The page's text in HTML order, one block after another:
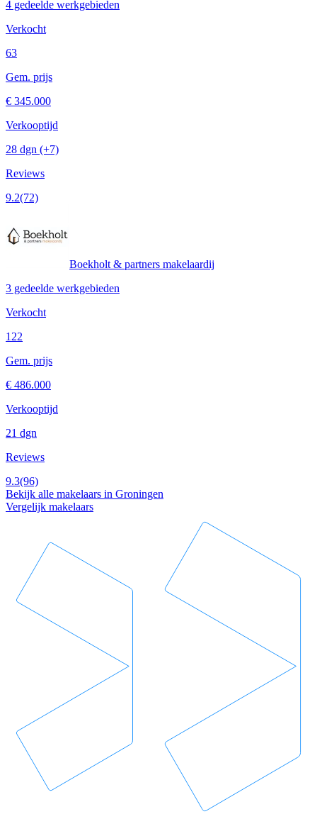
4 gedeelde werkgebieden
Verkocht
63
Gem. prijs
€ 345.000
Verkooptijd
28 dgn (+7)
Reviews
9.2(72)
Boekholt & partners makelaardij
3 gedeelde werkgebieden
Verkocht
122
Gem. prijs
€ 486.000
Verkooptijd
21 dgn
Reviews
9.3(96)
Bekijk alle makelaars in Groningen
Vergelijk makelaars